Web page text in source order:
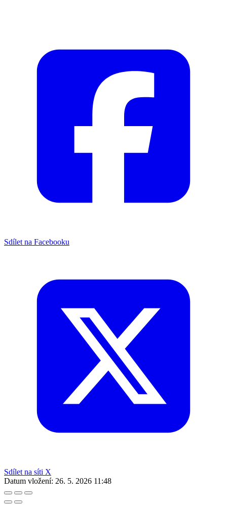
Sdílet na Facebooku
Sdílet na síti X
Datum vložení: 26. 5. 2026 11:48